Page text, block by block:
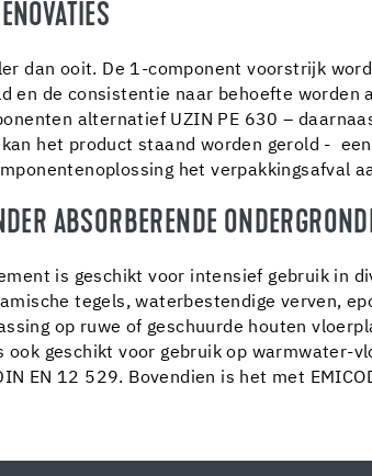
dan ooit. De 1-component voorstrijk
en de consistentie naar behoefte
alternatief UZIN PE 630 –
het product staand worden gerold -
het verpakkingsafval
ABSORBERENDE
is geschikt voor intensief gebruik in
tegels, waterbestendige verven,
op ruwe of geschuurde houten
ook geschikt voor gebruik op warmwater-
EN 12 529. Bovendien is het met